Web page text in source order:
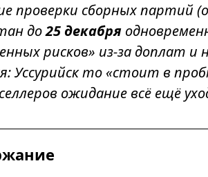
проверки сборных партий
до25 декабря
рисков» из-за доплат и
Уссурийск то «стоит в
ожидание всё ещё